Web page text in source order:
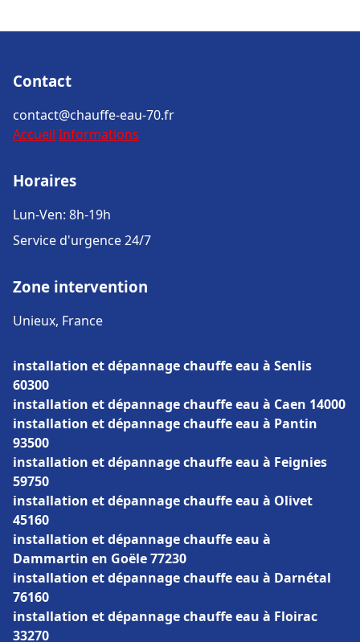
Contact
contact@chauffe-eau-70.fr
Accueil Informations
Horaires
Lun-Ven: 8h-19h
Service d'urgence 24/7
Zone intervention
Unieux, France
installation et dépannage chauffe eau à Senlis
60300
installation et dépannage chauffe eau à Caen 14000
installation et dépannage chauffe eau à Pantin
93500
installation et dépannage chauffe eau à Feignies
59750
installation et dépannage chauffe eau à Olivet
45160
installation et dépannage chauffe eau à
Dammartin en Goële 77230
installation et dépannage chauffe eau à Darnétal
76160
installation et dépannage chauffe eau à Floirac
33270